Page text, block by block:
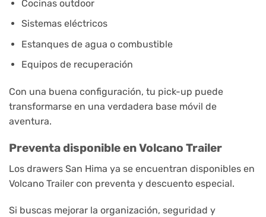
Cocinas outdoor
Sistemas eléctricos
Estanques de agua o combustible
Equipos de recuperación
Con una buena configuración, tu pick-up puede
transformarse en una verdadera base móvil de
aventura.
Preventa disponible en Volcano Trailer
Los drawers San Hima ya se encuentran disponibles en
Volcano Trailer con preventa y descuento especial.
Si buscas mejorar la organización, seguridad y